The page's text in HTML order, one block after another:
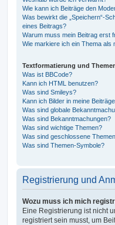
Wie kann ich Beiträge den
Was bewirkt die „Speichern“-
eines Beitrags?
Warum muss mein Beitrag erst
Wie markiere ich ein Thema als
Textformatierung und
Was ist BBCode?
Kann ich HTML benutzen?
Was sind Smileys?
Kann ich Bilder in meine
Was sind globale
Was sind Bekanntmachungen?
Was sind wichtige Themen?
Was sind geschlossene
Was sind Themen-Symbole?
Registrierung und
Wozu muss ich mich
Eine Registrierung ist nicht
registriert sein musst, um